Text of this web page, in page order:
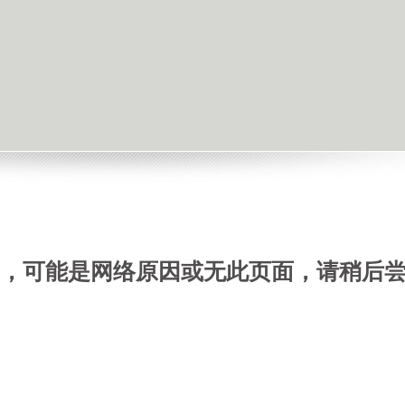
可能是网络原因或无此页面，请稍后